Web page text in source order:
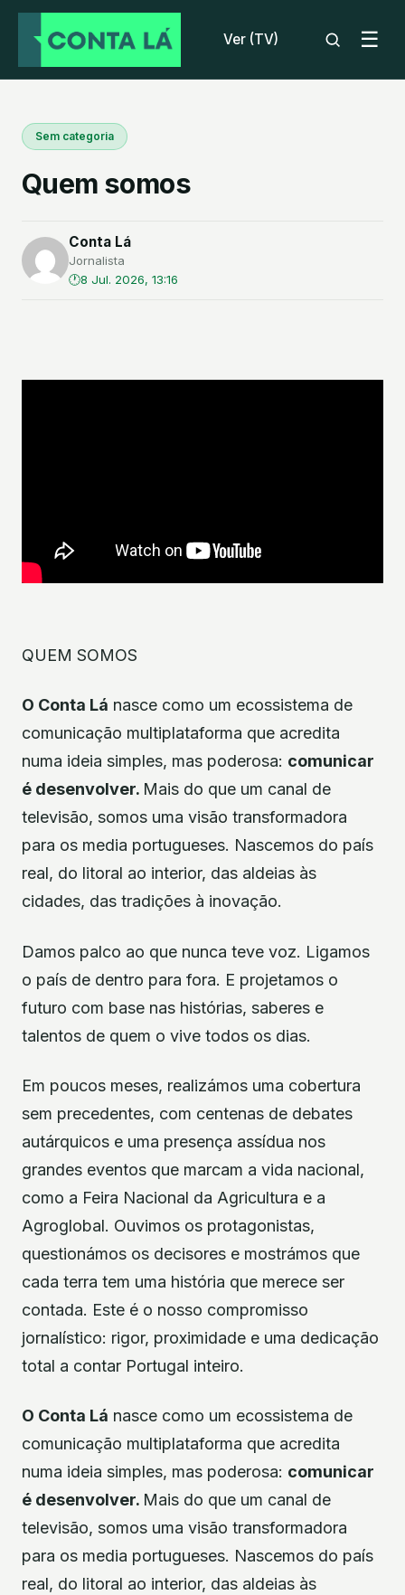
Ver (TV) ☰
Sem categoria
Quem somos
Conta Lá
Jornalista
8 Jul. 2026, 13:16
QUEM SOMOS
O Conta Lá nasce como um ecossistema de
comunicação multiplataforma que acredita
numa ideia simples, mas poderosa: comunicar
é desenvolver. Mais do que um canal de
televisão, somos uma visão transformadora
para os media portugueses. Nascemos do país
real, do litoral ao interior, das aldeias às
cidades, das tradições à inovação.
Damos palco ao que nunca teve voz. Ligamos
o país de dentro para fora. E projetamos o
futuro com base nas histórias, saberes e
talentos de quem o vive todos os dias.
Em poucos meses, realizámos uma cobertura
sem precedentes, com centenas de debates
autárquicos e uma presença assídua nos
grandes eventos que marcam a vida nacional,
como a Feira Nacional da Agricultura e a
Agroglobal. Ouvimos os protagonistas,
questionámos os decisores e mostrámos que
cada terra tem uma história que merece ser
contada. Este é o nosso compromisso
jornalístico: rigor, proximidade e uma dedicação
total a contar Portugal inteiro.
O Conta Lá nasce como um ecossistema de
comunicação multiplataforma que acredita
numa ideia simples, mas poderosa: comunicar
é desenvolver. Mais do que um canal de
televisão, somos uma visão transformadora
para os media portugueses. Nascemos do país
real, do litoral ao interior, das aldeias às